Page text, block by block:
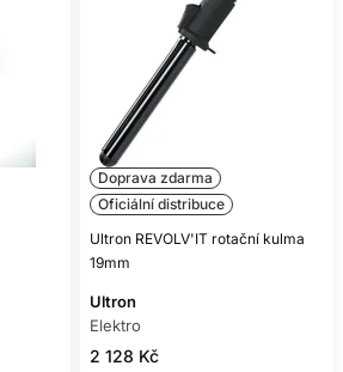
Doprava zdarma
Oficiální distribuce
Ultron REVOLV'IT rotační kulma
19mm
Ultron
Elektro
2 128 Kč